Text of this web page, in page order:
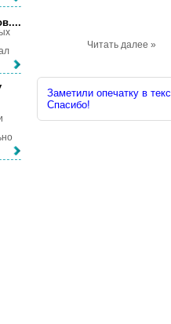
Читать далее »
Заметили опечатку в
Спасибо!
.